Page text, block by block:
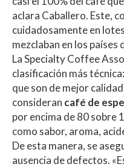
aclara Caballero. Este,
cuidadosamente en
mezclaban en los
La Specialty Coffee
clasificación más
que son de mejor
consideran café de
por encima de 80 sobre
como sabor, aroma,
De esta manera, se
ausencia de defectos.